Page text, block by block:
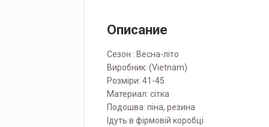
Описание
Сезон : Весна-літо
Виробник: (Vietnam)
Розміри: 41-45
Материал: сітка
Подошва: піна, резина
Ідуть в фірмовій коробці